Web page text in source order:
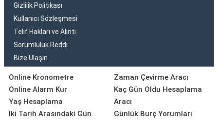
Gizlilik Politikası
Kullanıcı Sözleşmesi
Telif Hakları ve Alıntı
Sorumluluk Reddi
Bize Ulaşın
Online Kronometre
Online Alarm Kur
Yaş Hesaplama
İki Tarih Arasındaki Gün
Zaman Çevirme Aracı
Kaç Gün Oldu Hesaplama
Aracı
Günlük Burç Yorumları